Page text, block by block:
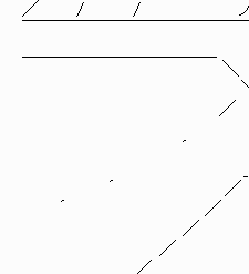
／ / / ノ￣￣￣
￣￣￣￣￣￣￣￣￣￣
＿＿＿＿＿＿＿＿
＼ | ／l l
＼ |／ ／| ｢￣
／ | | l ／l
| |／￣ l | |＿＿
´ | |＿__.／￣￣
__|＿
´ ／
´ ／ |＿＿＿＿＿
／ |
／ | |
／